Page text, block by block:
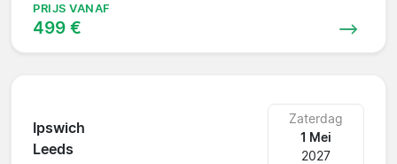
PRIJS VANAF
499 €
Ipswich
Leeds
Zaterdag
1 Mei
2027